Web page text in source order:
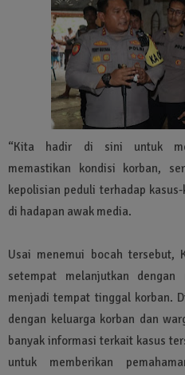
“Kita hadir di sini untuk
memastikan kondisi korban,
kepolisian peduli terhadap
di hadapan awak media.
Usai menemui bocah tersebut,
setempat melanjutkan
menjadi tempat tinggal korban.
dengan keluarga korban dan
banyak informasi terkait kasus
untuk memberikan